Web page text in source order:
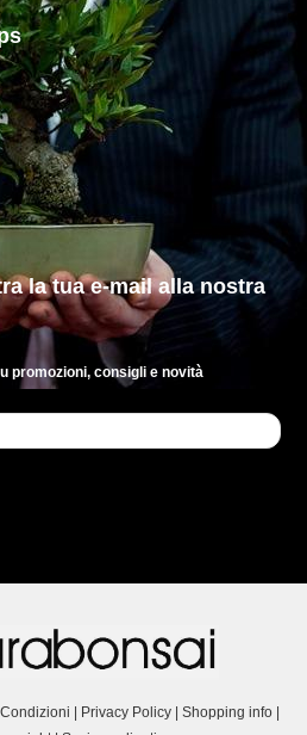
e-mailalla nostra
promozioni, consigli e novità
Privacy Policy| Shopping info|